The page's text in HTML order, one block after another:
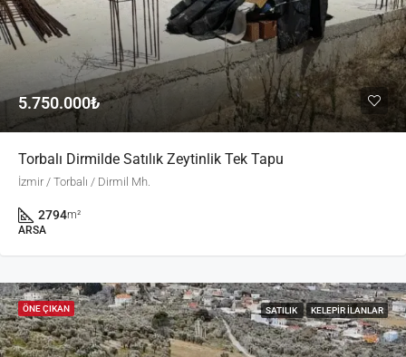
5.750.000₺
Torbalı Dirmilde Satılık Zeytinlik Tek Tapu
İzmir / Torbalı / Dirmil Mh.
2794m²
ARSA
ÖNE ÇIKAN SATILIK KELEPIR İLANLAR